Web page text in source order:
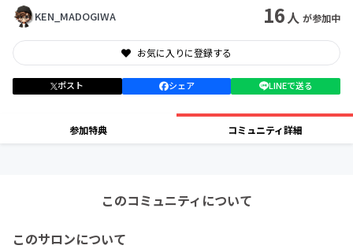
KEN_MADOGIWA 16人 が参加中
お気に入りに登録する
ポスト シェア LINEで送る
参加特典 コミュニティ詳細
このコミュニティについて
このサロンについて